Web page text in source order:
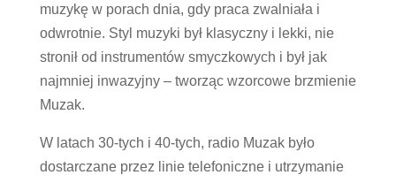
muzykę w porach dnia, gdy praca zwalniała i
odwrotnie. Styl muzyki był klasyczny i lekki, nie
stronił od instrumentów smyczkowych i był jak
najmniej inwazyjny – tworząc wzorcowe brzmienie
Muzak.
W latach 30-tych i 40-tych, radio Muzak było
dostarczane przez linie telefoniczne i utrzymanie